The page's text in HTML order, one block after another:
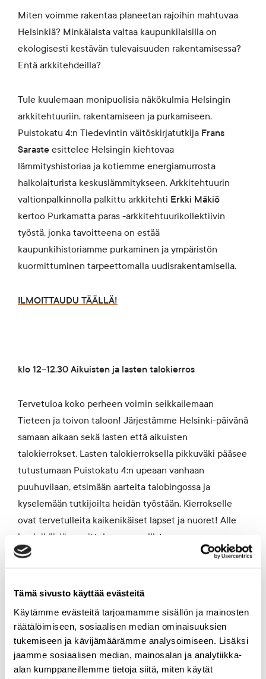
Tämä sivusto käyttää evästeitä
Käytämme evästeitä tarjoamamme sisällön ja mainosten
räätälöimiseen, sosiaalisen median ominaisuuksien
tukemiseen ja kävijämäärämme analysoimiseen. Lisäksi
jaamme sosiaalisen median, mainosalan ja analytiikka-
alan kumppaneillemme tietoja siitä, miten käytät
Miten voimme rakentaa planeetan rajoihin mahtuvaa
Helsinkiä? Minkälaista valtaa kaupunkilaisilla on
ekologisesti kestävän tulevaisuuden rakentamisessa?
Entä arkkitehdeilla?
Tule kuulemaan monipuolisia näkökulmia Helsingin
arkkitehtuuriin, rakentamiseen ja purkamiseen.
Puistokatu 4:n Tiedevintin väitöskirjatutkija Frans
Saraste esittelee Helsingin kiehtovaa
lämmityshistoriaa ja kotiemme energiamurrosta
halkolaiturista keskuslämmitykseen. Arkkitehtuurin
valtionpalkinnolla palkittu arkkitehti Erkki Mäkiö
kertoo Purkamatta paras -arkkitehtuurikollektiivin
työstä, jonka tavoitteena on estää
kaupunkihistoriamme purkaminen ja ympäristön
kuormittuminen tarpeettomalla uudisrakentamisella.
ILMOITTAUDU TÄÄLLÄ!
klo 12–12.30 Aikuisten ja lasten talokierros
Tervetuloa koko perheen voimin seikkailemaan
Tieteen ja toivon taloon! Järjestämme Helsinki-päivänä
samaan aikaan sekä lasten että aikuisten
talokierrokset. Lasten talokierroksella pikkuväki pääsee
tutustumaan Puistokatu 4:n upeaan vanhaan
puuhuvilaan, etsimään aarteita talobingossa ja
kyselemään tutkijoilta heidän työstään. Kierrokselle
ovat tervetulleita kaikenikäiset lapset ja nuoret! Alle
kouluikäisiä suosittelemme osallistumaan
talokierrokselle aikuisen kanssa.
ILMOITTAUDU TÄÄLLÄ!
klo 16.30–18 Tiedevintin after work: Mikä tuo
kestävyystutkijoille toivoa tässä ajassa?